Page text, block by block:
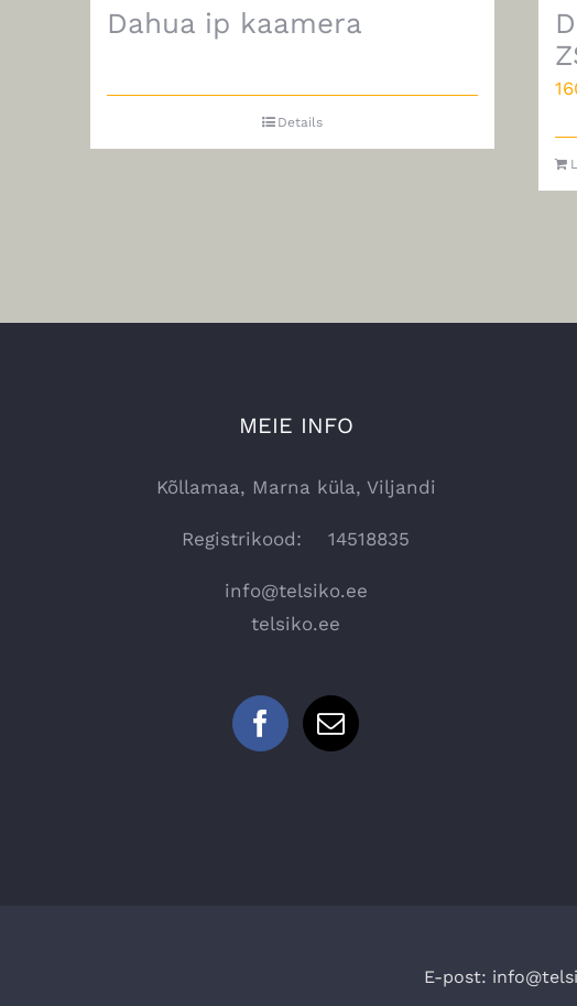
Dahua ip kaamera
Details
MEIE INFO
Kõllamaa, Marna küla, Viljandi
Registrikood: 14518835
info@telsiko.ee
telsiko.ee
E-post: